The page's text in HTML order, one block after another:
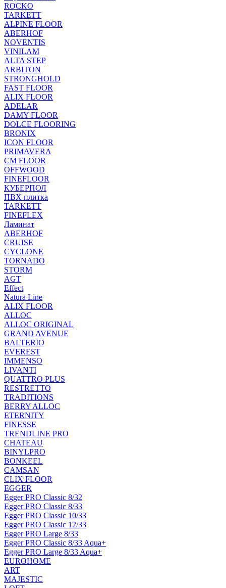
ROCKO
TARKETT
ALPINE FLOOR
ABERHOF
NOVENTIS
VINILAM
ALTA STEP
ARBITON
STRONGHOLD
FAST FLOOR
ALIX FLOOR
ADELAR
DAMY FLOOR
DOLCE FLOORING
BRONIX
ICON FLOOR
PRIMAVERA
CM FLOOR
OFFWOOD
FINEFLOOR
КУБЕРПОЛ
ПВХ плитка
TARKETT
FINEFLEX
Ламинат
ABERHOF
CRUISE
CYCLONE
TORNADO
STORM
AGT
Effect
Natura Line
ALIX FLOOR
ALLOC
ALLOC ORIGINAL
GRAND AVENUE
BALTERIO
EVEREST
IMMENSO
LIVANTI
QUATTRO PLUS
RESTRETTO
TRADITIONS
BERRY ALLOC
ETERNITY
FINESSE
TRENDLINE PRO
CHATEAU
BINYLPRO
BONKEEL
CAMSAN
CLIX FLOOR
EGGER
Egger PRO Classic 8/32
Egger PRO Classic 8/33
Egger PRO Classic 10/33
Egger PRO Classic 12/33
Egger PRO Large 8/33
Egger PRO Classic 8/33 Aqua+
Egger PRO Large 8/33 Aqua+
EUROHOME
ART
MAJESTIC